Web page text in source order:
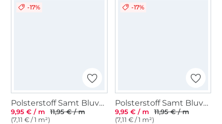
-17%
Polsterstoff Samt Bluvel, dunkelgrün
9,95 € / m
11,95 € / m
(7,11 € / 1 m²)
-17%
Polsterstoff Samt Bluvel, altrosa
9,95 € / m
11,95 € / m
(7,11 € / 1 m²)